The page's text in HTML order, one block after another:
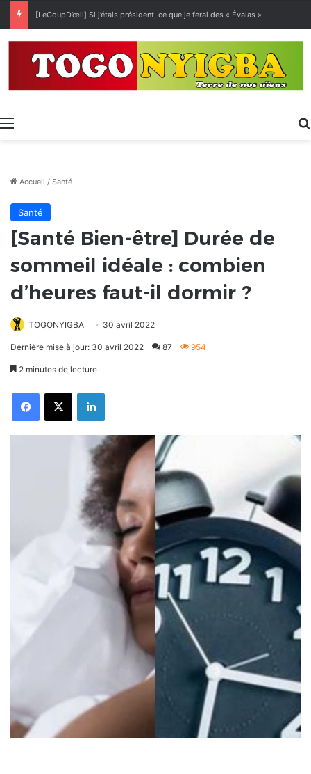
[LeCoupD’œil] Si j’étais président, ce que je ferai des « Évalas »
Menu
Accueil / Santé
Santé
[Santé Bien-être] Durée de
sommeil idéale : combien
d’heures faut-il dormir ?
TOGONYIGBA 30 avril 2022
Dernière mise à jour: 30 avril 2022 87 954
2 minutes de lecture
FacebookX Linkedin